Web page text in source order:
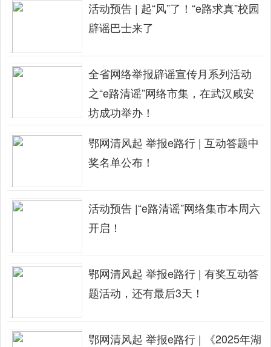
活动预告 | 起“风”了！“e路求真”校园
辟谣巴士来了
全省网络举报辟谣宣传月系列活动
之“e路清谣”网络市集，在武汉咸安
坊成功举办！
鄂网清风起 举报e路行 | 互动答题中
奖名单公布！
活动预告 |“e路清谣”网络集市本周六
开启！
鄂网清风起 举报e路行 | 有奖互动答
题活动，还有最后3天！
鄂网清风起 举报e路行 | 《2025年湖